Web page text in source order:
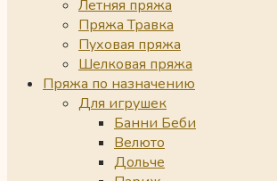
Летняя пряжа
Пряжа Травка
Пуховая пряжа
Шелковая пряжа
Пряжа по назначению
Для игрушек
Банни Беби
Велюто
Дольче